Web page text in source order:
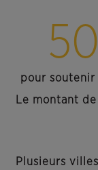
pour
Le montant
Plusieurs